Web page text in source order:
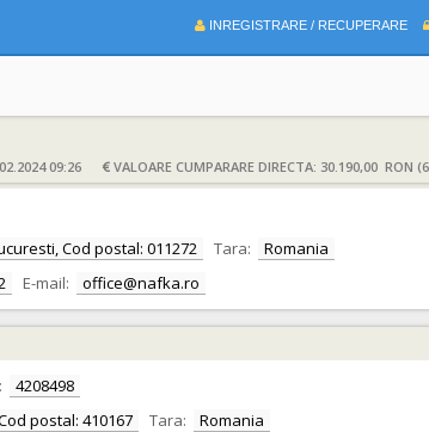
INREGISTRARE / RECUPERARE
09:26 VALOARE CUMPARARE DIRECTA: 30.190,00 RON
Cod postal: 011272 Tara:
Romania
E-mail: office@nafka.ro
4208498
postal: 410167 Tara:
Romania